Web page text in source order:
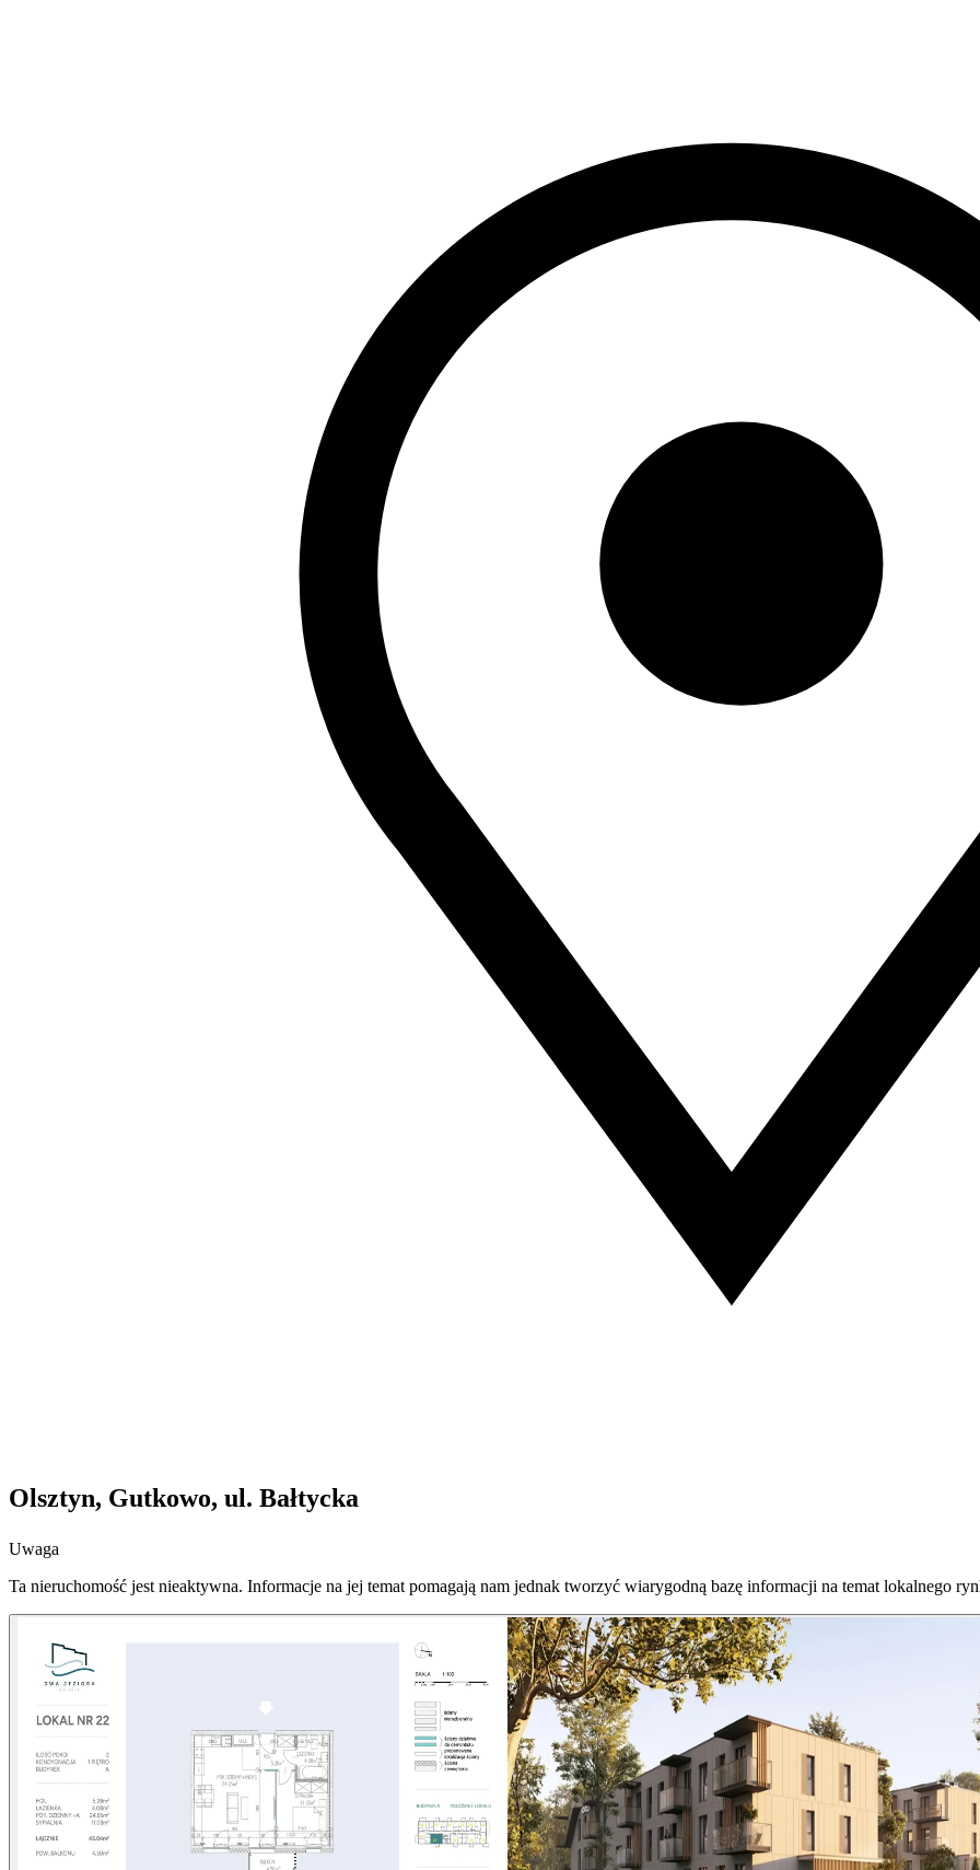
Olsztyn, Gutkowo, ul. Bałtycka
Uwaga
Ta nieruchomość jest nieaktywna. Informacje na jej temat pomagają nam jednak tworzyć wiarygodną bazę informacji na temat lokalnego